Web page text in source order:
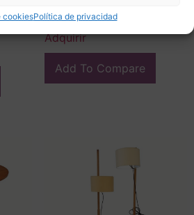
cookiesPolítica de privacidad
Adquirir
Add To Compare